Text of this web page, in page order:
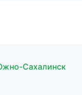
Сахалинск